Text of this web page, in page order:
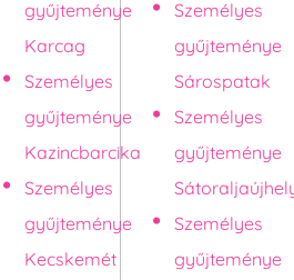
gyűjteménye
Karcag
Személyes
gyűjteménye
Kazincbarcika
Személyes
gyűjteménye
Kecskemét
Személyes
gyűjteménye
Sárospatak
Személyes
gyűjteménye
Személyes
gyűjteménye